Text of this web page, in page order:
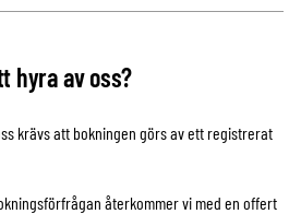
hyra av oss?
krävs att bokningen görs av ett registrerat
återkommer vi med en offert